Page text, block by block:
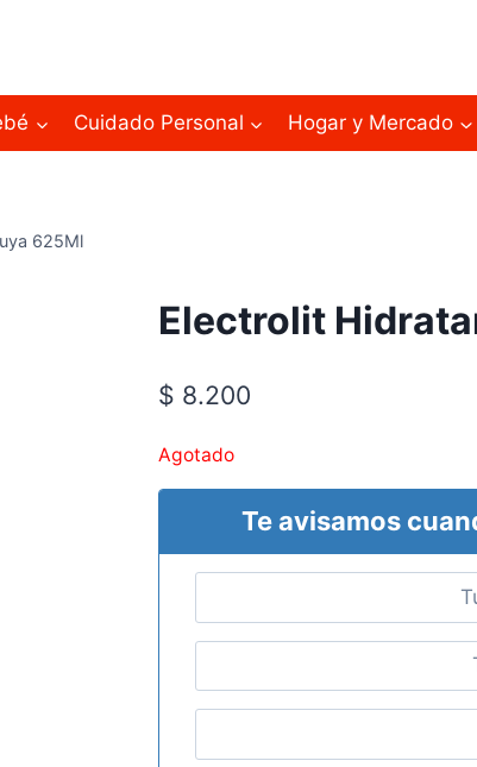
Cuidado Personal Hogar y Mercado
625Ml
Electrolit
$ 8.200
Agotado
Te avisamos